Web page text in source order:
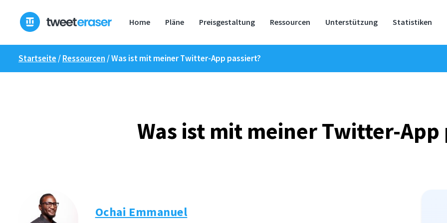
Inhalt
springen
Home Pläne Preisgestaltung Ressourcen Unterstützung Statistiken
Startseite /Ressourcen /Was ist mit meiner Twitter-App passiert?
Was ist mit meiner Twitter-App
Ochai Emmanuel